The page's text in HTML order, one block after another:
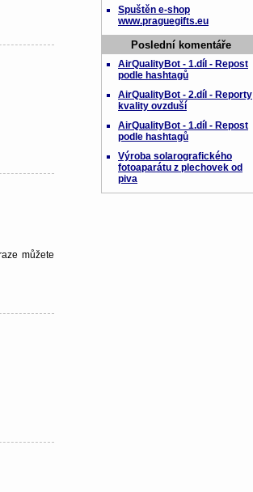
můžete
Spuštěn e-shop
www.praguegifts.eu
Poslední komentáře
AirQualityBot - 1.díl - Repost
podle hashtagů
AirQualityBot - 2.díl - Reporty
kvality ovzduší
AirQualityBot - 1.díl - Repost
podle hashtagů
Výroba solarografického
fotoaparátu z plechovek od
piva